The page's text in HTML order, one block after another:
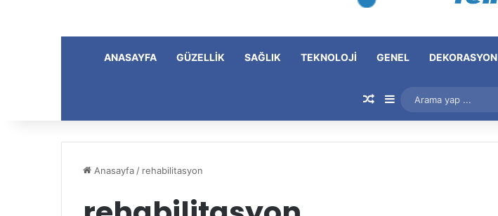
ANASAYFA GÜZELLIK SAĞLIK TEKNOLOJI GENEL DEKORASYON
Rastgele Makale
Kenar Bölmesi
Anasayfa / rehabilitasyon